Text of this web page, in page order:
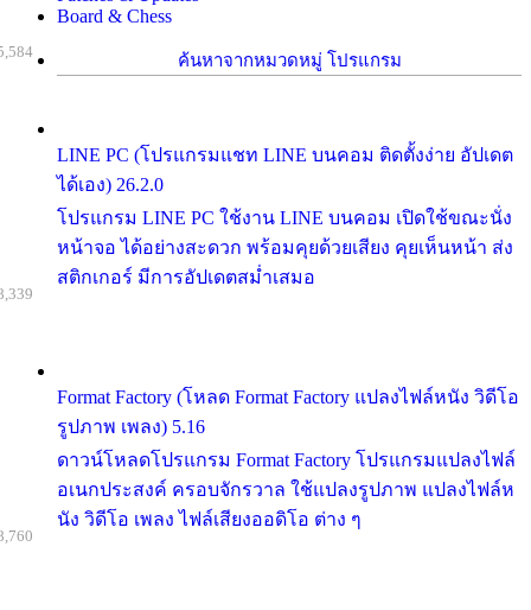
Board & Chess
ค้นหาจากหมวดหมู่ โปรแกรม
LINE PC (โปรแกรมแชท LINE บนคอม ติดตั้งง่าย อัปเดต
ได้เอง) 26.2.0
โปรแกรม LINE PC ใช้งาน LINE บนคอม เปิดใช้ขณะนั่ง
หน้าจอ ได้อย่างสะดวก พร้อมคุยด้วยเสียง คุยเห็นหน้า ส่ง
สติกเกอร์ มีการอัปเดตสม่ำเสมอ
Format Factory (โหลด Format Factory แปลงไฟล์หนัง วิดีโอ
รูปภาพ เพลง) 5.16
ดาวน์โหลดโปรแกรม Format Factory โปรแกรมแปลงไฟล์
อเนกประสงค์ ครอบจักรวาล ใช้แปลงรูปภาพ แปลงไฟล์ห
นัง วิดีโอ เพลง ไฟล์เสียงออดิโอ ต่าง ๆ